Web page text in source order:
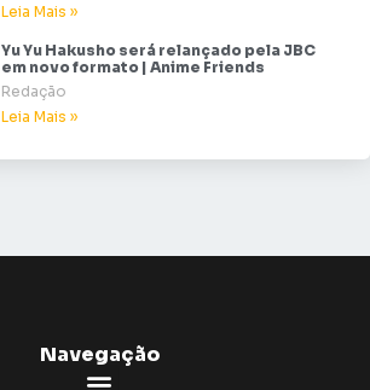
Leia Mais »
Yu Yu Hakusho será relançado pela JBC
em novo formato | Anime Friends
Redação
Leia Mais »
Navegação